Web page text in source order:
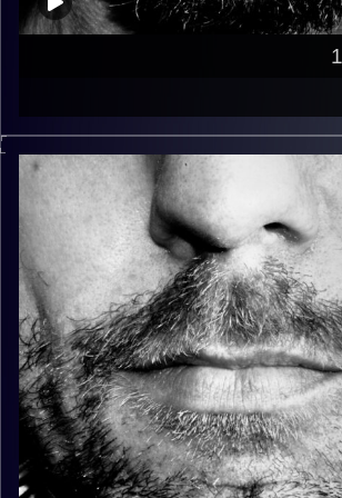
של הופעות חיות. הרבה ג'אם, רוק,
בלוז, bluegrass, ג'אז, Fאנק, פרוגרסיב ואפילו אלקטרוניקה.
David